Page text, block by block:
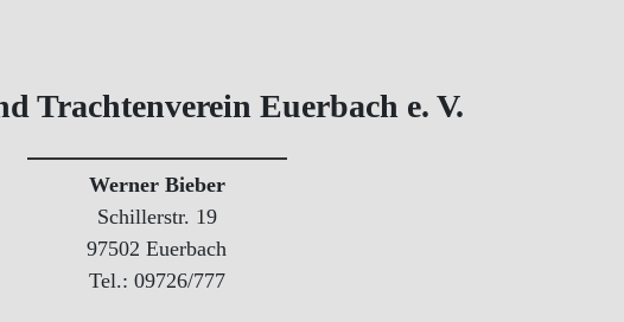
Trachtenverein Euerbach e. V.
Werner Bieber
Schillerstr. 19
97502 Euerbach
Tel.: 09726/777